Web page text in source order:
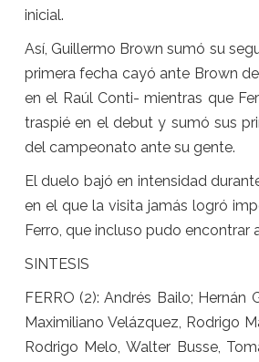
inicial.
Así, Guillermo Brown sumó su
primera fecha cayó ante Brown
en el Raúl Conti- mientras que
traspié en el debut y sumó sus
del campeonato ante su gente.
El duelo bajó en intensidad
en el que la visita jamás logró
Ferro, que incluso pudo encontrar
SINTESIS
FERRO (2): Andrés Bailo; Hernán
Maximiliano Velázquez, Rodrigo
Rodrigo Melo, Walter Busse,